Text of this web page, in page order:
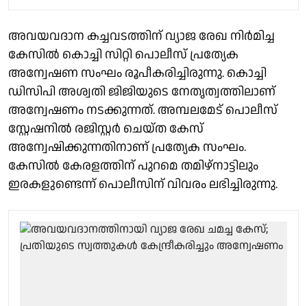
അവയവദാന കച്ചവടത്തിന് വ്യാജ രേഖ നിർമിച്ച
കേസിൽ കൊച്ചി സിറ്റി പൊലീസ് പ്രത്യേക
അന്വേഷണ സംഘം രൂപീകരിച്ചിരുന്നു. കൊച്ചി
ഡിസിപി അശ്വതി ജിജിയുടെ നേതൃത്വത്തിലാണ്
അന്വേഷണം നടക്കുന്നത്. അമ്പലമേട് പൊലീസ്
സ്റ്റേഷനിൽ രജിസ്റ്റർ ചെയ്ത കേസ്
അന്വേഷിക്കുന്നതിനാണ് പ്രത്യേക സംഘം.
കേസിൽ കേരളത്തിന് പുറമെ തമിഴ്നാട്ടിലും
ഇരകളുണ്ടെന്ന് പൊലീസിന് വിവരം ലഭിച്ചിരുന്നു.